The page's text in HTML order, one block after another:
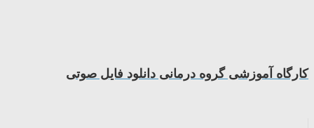
کارگاه آموزشی گروه درمانی دانلود فایل صوتی